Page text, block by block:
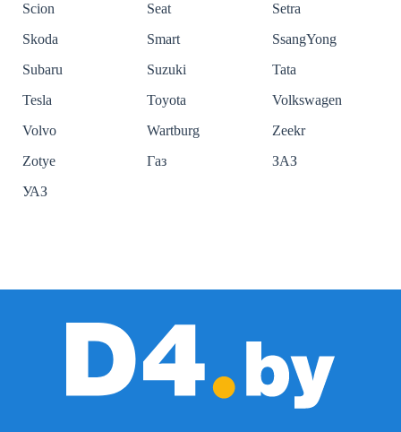
Scion
Seat
Setra
Skoda
Smart
SsangYong
Subaru
Suzuki
Tata
Tesla
Toyota
Volkswagen
Volvo
Wartburg
Zeekr
Zotye
Газ
ЗАЗ
УАЗ